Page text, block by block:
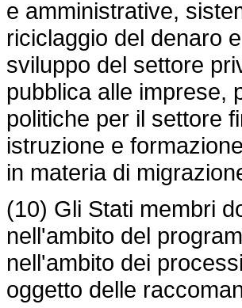
e amministrative,
riciclaggio del denaro
sviluppo del settore
pubblica alle imprese,
politiche per il settore
istruzione e
in materia di
(10) Gli Stati membri
nell'ambito del
nell'ambito dei
oggetto delle